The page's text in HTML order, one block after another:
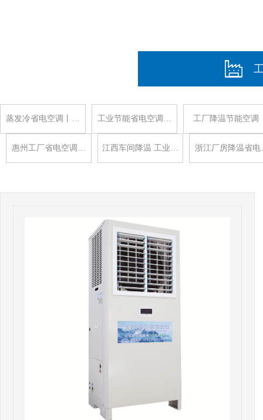
蒸发冷省电空调丨… 工业节能省电空调… 工厂降温节能空调
惠州工厂省电空调… 江西车间降温 工业… 浙江厂房降温省